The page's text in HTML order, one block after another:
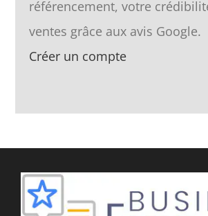
référencement, votre
ventes grâce aux avis Google.
Créer un compte